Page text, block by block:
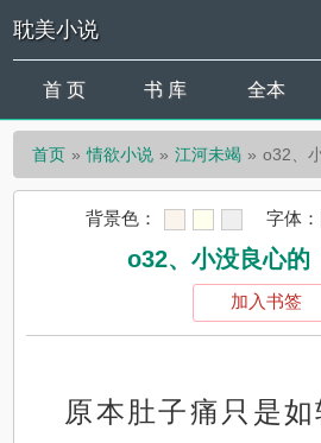
耽美小说
首 页 书 库 全本
首页 情欲小说 江河未竭 o32、
背景色： 字体：
o32、小没良心的
加入书签
原本肚子痛只是